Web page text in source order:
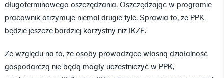
długoterminowego oszczędzania. Oszczędzając w programie
pracownik otrzymuje niemal drugie tyle. Sprawia to, że PPK
będzie jeszcze bardziej korzystny niż IKZE.
Ze względu na to, że osoby prowadzące własną działalność
gospodarczą nie będą mogły uczestniczyć w PPK,